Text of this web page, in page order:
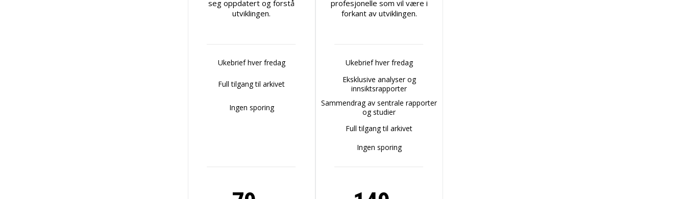
seg oppdatert og forstå
utviklingen.
Ukebrief hver fredag
Full tilgang til arkivet
Ingen sporing
profesjonelle som vil være i
forkant av utviklingen.
Ukebrief hver fredag
Eksklusive analyser og
innsiktsrapporter
Sammendrag av sentrale rapporter
og studier
Full tilgang til arkivet
Ingen sporing